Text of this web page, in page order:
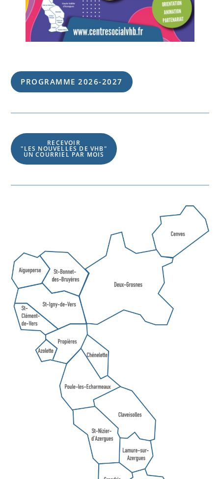
PROGRAMME 2026-2027
RECEVOIR
"LES NOUVELLES DE VHB"
UN COURRIEL PAR MOIS